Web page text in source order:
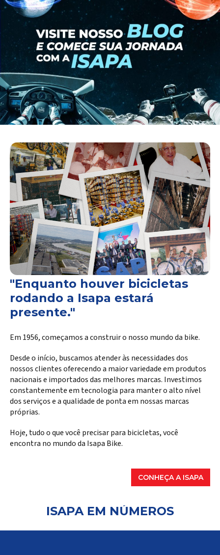
"Enquanto houver bicicletas
rodando a Isapa estará
presente."
Em 1956, começamos a construir o nosso mundo da bike.
Desde o início, buscamos atender às necessidades dos
nossos clientes oferecendo a maior variedade em produtos
nacionais e importados das melhores marcas. Investimos
constantemente em tecnologia para manter o alto nível
dos serviços e a qualidade de ponta em nossas marcas
próprias.
Hoje, tudo o que você precisar para bicicletas, você
encontra no mundo da Isapa Bike.
CONHEÇA A ISAPA
ISAPA EM NÚMEROS